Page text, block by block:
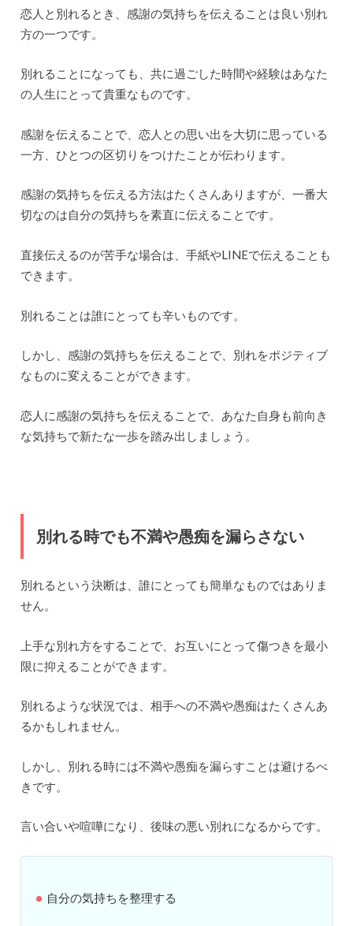
恋人と別れるとき、感謝の気持ちを伝えることは良い別れ
方の一つです。
別れることになっても、共に過ごした時間や経験はあなた
の人生にとって貴重なものです。
感謝を伝えることで、恋人との思い出を大切に思っている
一方、ひとつの区切りをつけたことが伝わります。
感謝の気持ちを伝える方法はたくさんありますが、一番大
切なのは自分の気持ちを素直に伝えることです。
直接伝えるのが苦手な場合は、手紙やLINEで伝えることも
できます。
別れることは誰にとっても辛いものです。
しかし、感謝の気持ちを伝えることで、別れをポジティブ
なものに変えることができます。
恋人に感謝の気持ちを伝えることで、あなた自身も前向き
な気持ちで新たな一歩を踏み出しましょう。
別れる時でも不満や愚痴を漏らさない
別れるという決断は、誰にとっても簡単なものではありま
せん。
上手な別れ方をすることで、お互いにとって傷つきを最小
限に抑えることができます。
別れるような状況では、相手への不満や愚痴はたくさんあ
るかもしれません。
しかし、別れる時には不満や愚痴を漏らすことは避けるべ
きです。
言い合いや喧嘩になり、後味の悪い別れになるからです。
自分の気持ちを整理する